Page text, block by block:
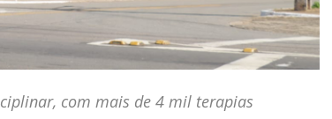
com mais de 4 mil terapias